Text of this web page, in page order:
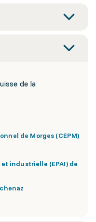
de la
de Morges (CEPM)
industrielle (EPAI) de